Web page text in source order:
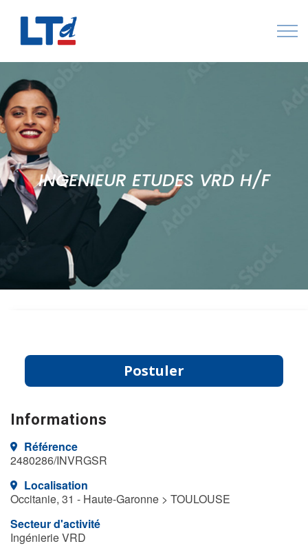
Numéro Vert : 0805 034 036
Qui sommes-nous
Rejoignez LTd
Contactez-nous
INGENIEUR ETUDES VRD H/F
Postuler
Informations
Référence
2480286/INVRGSR
Localisation
Occitanie, 31 - Haute-Garonne > TOULOUSE
Secteur d'activité
Ingénierie VRD